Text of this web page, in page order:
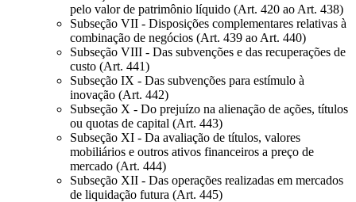
pelo valor de patrimônio líquido (Art. 420 ao Art. 438)
Subseção VII - Disposições complementares relativas à
combinação de negócios (Art. 439 ao Art. 440)
Subseção VIII - Das subvenções e das recuperações de
custo (Art. 441)
Subseção IX - Das subvenções para estímulo à
inovação (Art. 442)
Subseção X - Do prejuízo na alienação de ações, títulos
ou quotas de capital (Art. 443)
Subseção XI - Da avaliação de títulos, valores
mobiliários e outros ativos financeiros a preço de
mercado (Art. 444)
Subseção XII - Das operações realizadas em mercados
de liquidação futura (Art. 445)